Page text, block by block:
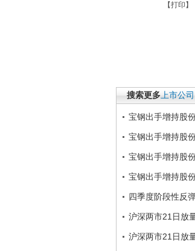
【打印 】
搜索更多上市公司
宝钢出手增持股
宝钢出手增持股
宝钢出手增持股
宝钢出手增持股
四季度阶段性反
沪深两市21日放
沪深两市21日放